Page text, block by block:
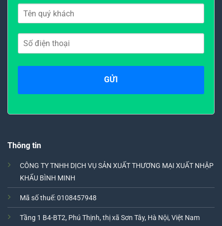
Thông tin
CÔNG TY TNHH DỊCH VỤ SẢN XUẤT THƯƠNG MẠI XUẤT NHẬP
KHẨU BÌNH MINH
Mã số thuế: 0108457948
Tầng 1 B4-BT2, Phú Thịnh, thị xã Sơn Tây, Hà Nội, Việt Nam